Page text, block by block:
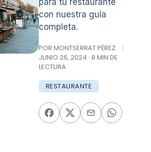
para tu restaurante
con nuestra guía
completa.
POR MONTSERRAT PÉREZ
|
JUNIO 26, 2024 · 8 MIN DE
LECTURA
RESTAURANTE